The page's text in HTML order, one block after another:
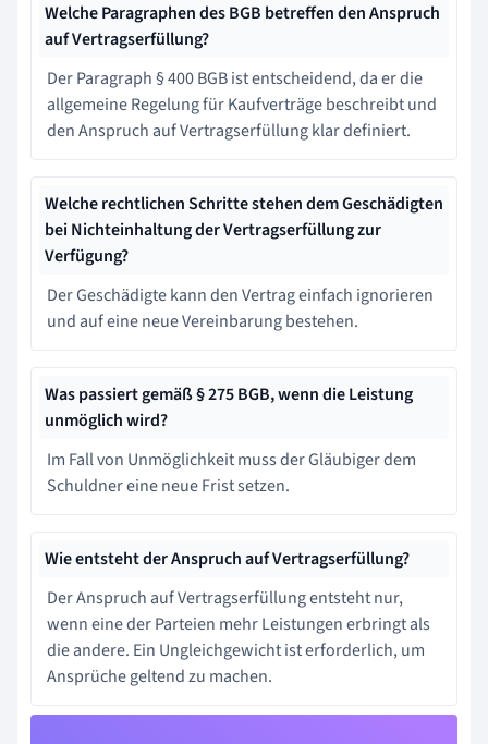
Welche Paragraphen des BGB betreffen den Anspruch
auf Vertragserfüllung?
Der Paragraph § 400 BGB ist entscheidend, da er die
allgemeine Regelung für Kaufverträge beschreibt und
den Anspruch auf Vertragserfüllung klar definiert.
Welche rechtlichen Schritte stehen dem Geschädigten
bei Nichteinhaltung der Vertragserfüllung zur
Verfügung?
Der Geschädigte kann den Vertrag einfach ignorieren
und auf eine neue Vereinbarung bestehen.
Was passiert gemäß § 275 BGB, wenn die Leistung
unmöglich wird?
Im Fall von Unmöglichkeit muss der Gläubiger dem
Schuldner eine neue Frist setzen.
Wie entsteht der Anspruch auf Vertragserfüllung?
Der Anspruch auf Vertragserfüllung entsteht nur,
wenn eine der Parteien mehr Leistungen erbringt als
die andere. Ein Ungleichgewicht ist erforderlich, um
Ansprüche geltend zu machen.